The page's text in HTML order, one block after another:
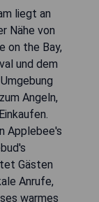
liegt an
Nähe von
on the Bay,
und dem
Angeln,
Applebee's
Gästen
Anrufe,
warmes